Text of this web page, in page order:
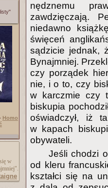
Homo
w
nędznemu
zawdzięczają.
niedawno
święceń
sądzicie jednak,
Bynajmniej.
czy porządek
nie, i o to, czy
w karczmie czy
biskupia
oświadczył, iż
w kapach
obywateli.
Jeśli chodzi
od kleru
kształci się na